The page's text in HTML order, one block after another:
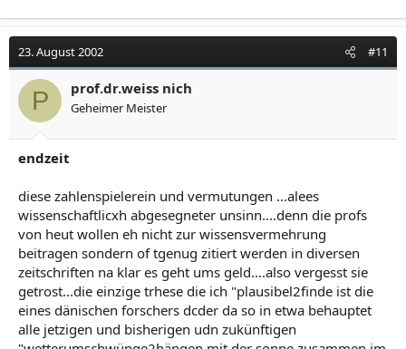
23. August 2002 #11
P prof.dr.weiss nich
Geheimer Meister
endzeit
diese zahlenspielerein und vermutungen ...alees
wissenschaftlicxh abgesegneter unsinn....denn die profs
von heut wollen eh nicht zur wissensvermehrung
beitragen sondern of tgenug zitiert werden in diversen
zeitschriften na klar es geht ums geld....also vergesst sie
getrost...die einzige trhese die ich "plausibel2finde ist die
eines dänischen forschers dcder da so in etwa behauptet
alle jetzigen und bisherigen udn zukünftigen